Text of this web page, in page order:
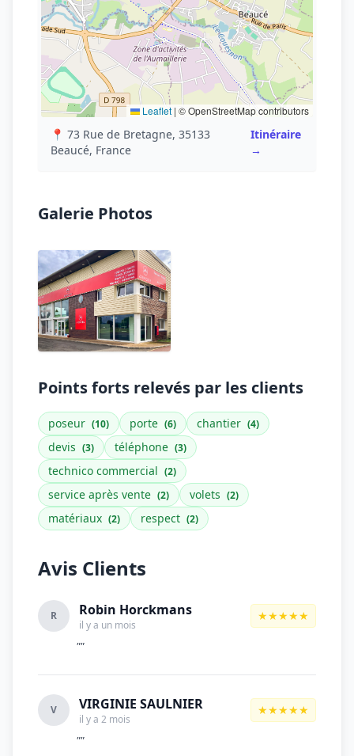
Leaflet | © OpenStreetMap contributors
📍 73 Rue de Bretagne, 35133
Beaucé, France
Itinéraire
→
Galerie Photos
Points forts relevés par les clients
poseur (10) porte (6) chantier (4)
devis (3) téléphone (3)
technico commercial (2)
service après vente (2) volets (2)
matériaux (2) respect (2)
Avis Clients
R Robin Horckmans
il y a un mois
★★★★★
""
V VIRGINIE SAULNIER
il y a 2 mois
★★★★★
""